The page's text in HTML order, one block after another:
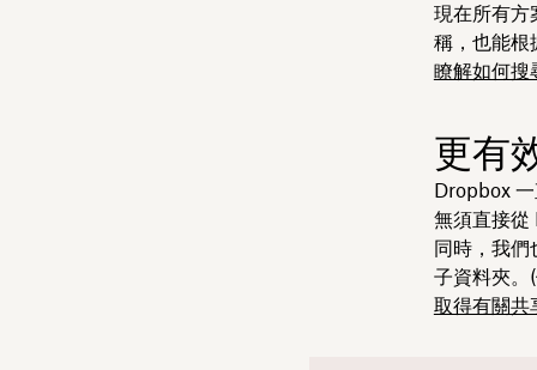
現在所有方
稱，也能根
瞭解如何
更有
Dropbox
無須直接從
同時，我們
子資料夾。
取得有關共